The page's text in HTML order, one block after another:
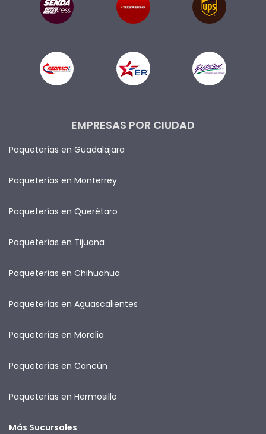
EMPRESAS POR CIUDAD
Paqueterías en Guadalajara
Paqueterías en Monterrey
Paqueterías en Querétaro
Paqueterías en Tijuana
Paqueterías en Chihuahua
Paqueterías en Aguascalientes
Paqueterías en Morelia
Paqueterías en Cancún
Paqueterías en Hermosillo
Más Sucursales